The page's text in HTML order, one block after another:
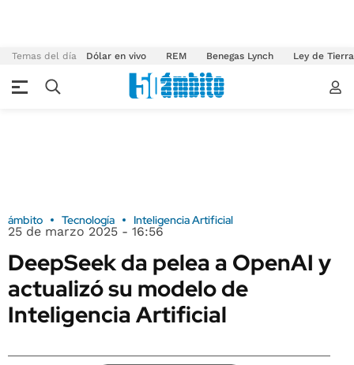
Temas del día Dólar en vivo REM Benegas Lynch Ley de
ámbito Tecnología Inteligencia Artificial
25 de marzo 2025 - 16:56
DeepSeek da pelea a OpenAI y
actualizó su modelo de
Inteligencia Artificial